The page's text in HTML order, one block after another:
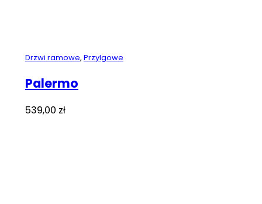
Drzwi ramowe, Przylgowe
Palermo
539,00 zł